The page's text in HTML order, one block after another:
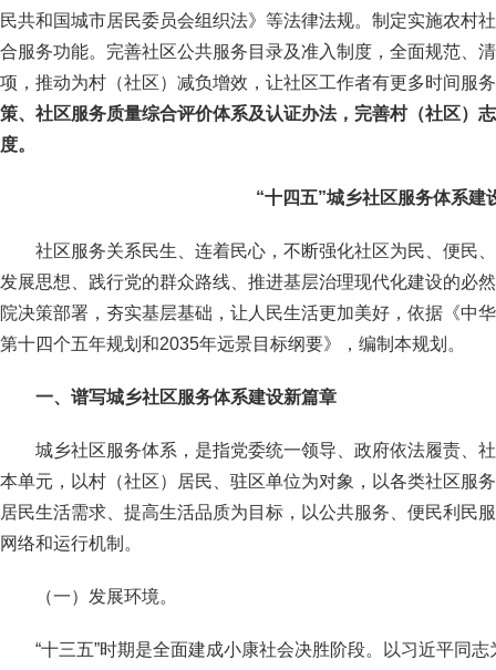
民共和国城市居民委员会组织法》等法律法规。制定实施农村
合服务功能。完善社区公共服务目录及准入制度，全面规范、
项，推动为村（社区）减负增效，让社区工作者有更多时间服
策、社区服务质量综合评价体系及认证办法，完善村（社区）
度。
“十四五”城乡社区服务体系建
社区服务关系民生、连着民心，不断强化社区为民、便民
发展思想、践行党的群众路线、推进基层治理现代化建设的必
院决策部署，夯实基层基础，让人民生活更加美好，依据《中
第十四个五年规划和2035年远景目标纲要》，编制本规划。
一、谱写城乡社区服务体系建设新篇章
城乡社区服务体系，是指党委统一领导、政府依法履责、
本单元，以村（社区）居民、驻区单位为对象，以各类社区服
居民生活需求、提高生活品质为目标，以公共服务、便民利民
网络和运行机制。
（一）发展环境。
“十三五”时期是全面建成小康社会决胜阶段。以习近平同